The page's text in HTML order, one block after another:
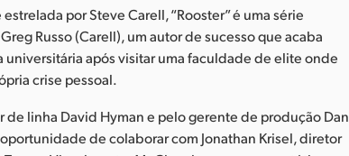
por Steve Carell, “Rooster” é uma série
Russo (Carell), um autor de sucesso que acaba
após visitar uma faculdade de elite onde
crise pessoal.
linha David Hyman e pelo gerente de produção Dan
de colaborar com Jonathan Krisel, diretor